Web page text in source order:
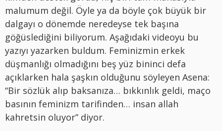
malumum değil. Öyle ya da böyle çok büyük bir
dalgayı o dönemde neredeyse tek başına
göğüslediğini biliyorum. Aşağıdaki videoyu bu
yazıyı yazarken buldum. Feminizmin erkek
düşmanlığı olmadığını beş yüz bininci defa
açıklarken hala şaşkın olduğunu söyleyen Asena:
“Bir sözlük alıp baksanıza… bıkkınlık geldi, maço
basının feminizm tarifinden… insan allah
kahretsin oluyor” diyor.